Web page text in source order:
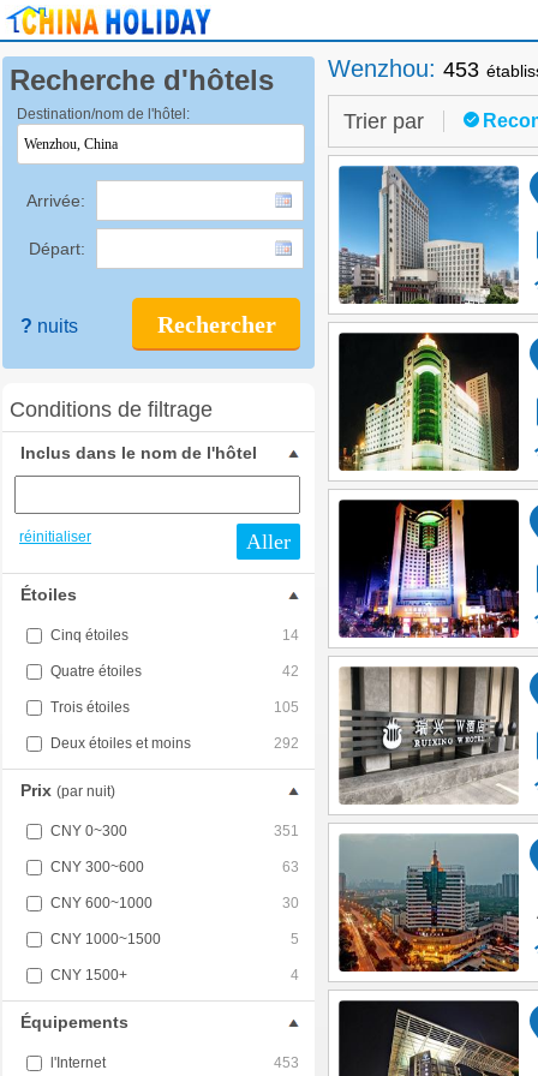
Recherche d'hôtels
Destination/nom de l'hôtel:
Arrivée:
Départ:
Rechercher
? nuits
Conditions de filtrage
Inclus dans le nom de l'hôtel
réinitialiser Aller
Étoiles
Cinq étoiles 14
Quatre étoiles 42
Trois étoiles 105
Deux étoiles et moins 292
Prix (par nuit)
CNY 0~300 351
CNY 300~600 63
CNY 600~1000 30
CNY 1000~1500 5
CNY 1500+ 4
Équipements
l'Internet 453
Wenzhou: 453
Trier par